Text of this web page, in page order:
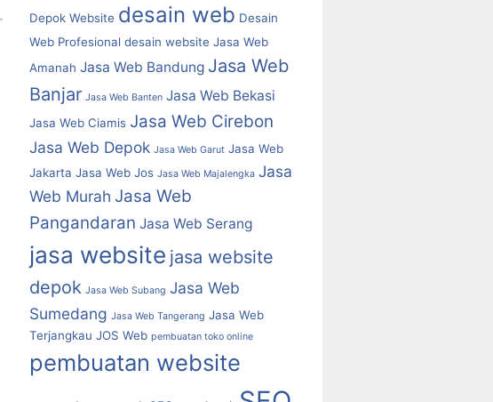
Depok Website desain web Desain
Web Profesional desain website Jasa Web
Amanah Jasa Web Bandung Jasa Web
Banjar Jasa Web Banten Jasa Web Bekasi
Jasa Web Ciamis Jasa Web Cirebon
Jasa Web Depok Jasa Web Garut Jasa Web
Jakarta Jasa Web Jos Jasa Web Majalengka Jasa
Web Murah Jasa Web
Pangandaran Jasa Web Serang
jasa website jasa website
depok Jasa Web Subang Jasa Web
Sumedang Jasa Web Tangerang Jasa Web
Terjangkau JOS Web pembuatan toko online
pembuatan website